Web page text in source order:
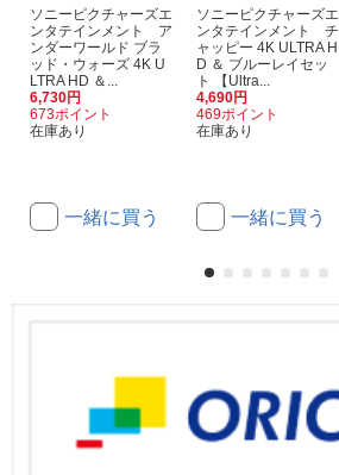
ソニーピクチャーズエ
ンタテインメント ア
ンダーワールド ブラ
ッド・ウォーズ 4K U
LTRA HD ＆...
6,730円
673ポイント
在庫あり
一緒に買う
ソニーピクチャーズエ
ンタテインメント チ
ャッピー 4K ULTRA H
D ＆ ブルーレイセッ
ト 【Ultra...
4,690円
469ポイント
在庫あり
一緒に買う